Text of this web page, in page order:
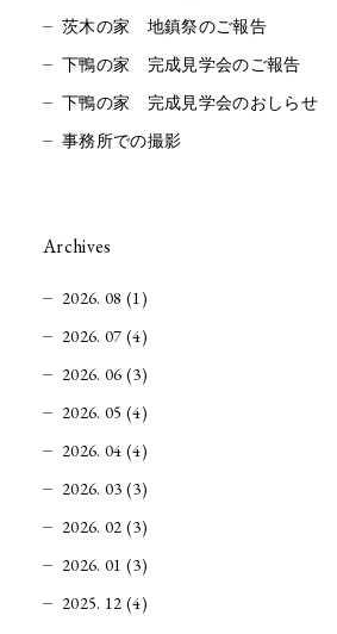
茨木の家 地鎮祭のご報告
下鴨の家 完成見学会のご報告
下鴨の家 完成見学会のおしらせ
事務所での撮影
Archives
2026. 08 (1)
2026. 07 (4)
2026. 06 (3)
2026. 05 (4)
2026. 04 (4)
2026. 03 (3)
2026. 02 (3)
2026. 01 (3)
2025. 12 (4)